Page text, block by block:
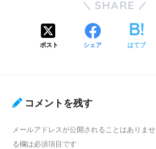
SHARE
ポスト シェア はてブ
コメントを残す
メールアドレスが公開されることはありませ
る欄は必須項目です